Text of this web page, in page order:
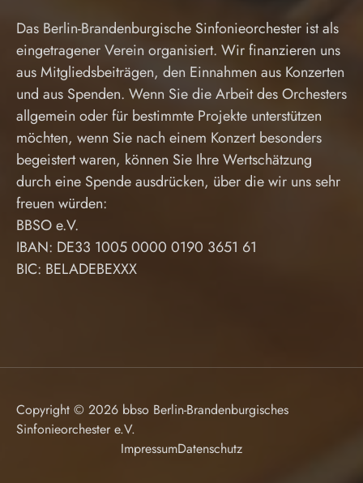
Das Berlin-Brandenburgische Sinfonieorchester ist als
eingetragener Verein organisiert. Wir finanzieren uns
aus Mitgliedsbeiträgen, den Einnahmen aus Konzerten
und aus Spenden. Wenn Sie die Arbeit des Orchesters
allgemein oder für bestimmte Projekte unterstützen
möchten, wenn Sie nach einem Konzert besonders
begeistert waren, können Sie Ihre Wertschätzung
durch eine Spende ausdrücken, über die wir uns sehr
freuen würden:
BBSO e.V.
IBAN: DE33 1005 0000 0190 3651 61
BIC: BELADEBEXXX
Copyright © 2026 bbso Berlin-Brandenburgisches
Sinfonieorchester e.V.
ImpressumDatenschutz